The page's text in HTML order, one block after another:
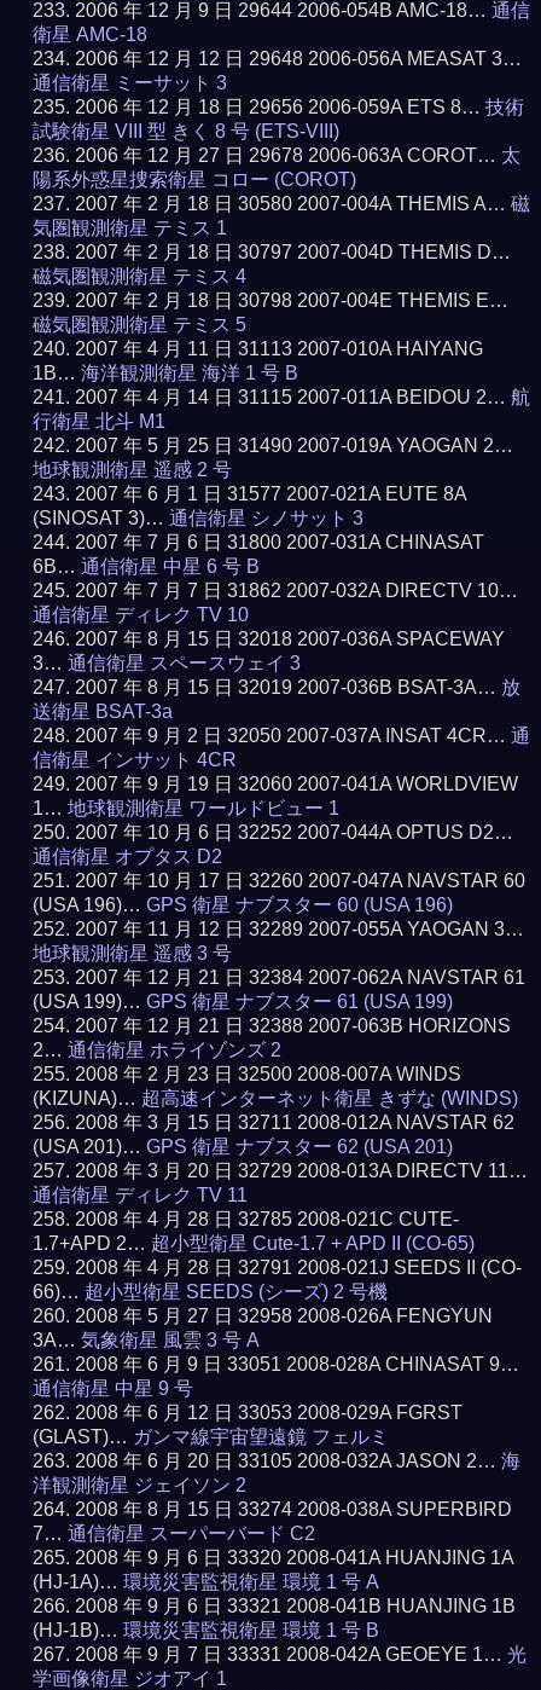
2006 年 12 月 9 日 29644 2006-054B AMC-18…通信
衛星 AMC-18
2006 年 12 月 12 日 29648 2006-056A MEASAT 3…
通信衛星 ミーサット 3
2006 年 12 月 18 日 29656 2006-059A ETS 8…技術
試験衛星 VIII 型 きく 8 号 (ETS-VIII)
2006 年 12 月 27 日 29678 2006-063A COROT… 太
陽系外惑星捜索衛星 コロー (COROT)
2007 年 2 月 18 日 30580 2007-004A THEMIS A…磁
気圏観測衛星 テミス 1
2007 年 2 月 18 日 30797 2007-004D THEMIS D…
磁気圏観測衛星 テミス 4
2007 年 2 月 18 日 30798 2007-004E THEMIS E…
磁気圏観測衛星 テミス 5
2007 年 4 月 11 日 31113 2007-010A HAIYANG
1B…海洋観測衛星 海洋 1 号 B
2007 年 4 月 14 日 31115 2007-011A BEIDOU 2…航
行衛星 北斗 M1
2007 年 5 月 25 日 31490 2007-019A YAOGAN 2…
地球観測衛星 遥感 2 号
2007 年 6 月 1 日 31577 2007-021A EUTE 8A
(SINOSAT 3)…通信衛星 シノサット 3
2007 年 7 月 6 日 31800 2007-031A CHINASAT
6B…通信衛星 中星 6 号 B
2007 年 7 月 7 日 31862 2007-032A DIRECTV 10…
通信衛星 ディレク TV 10
2007 年 8 月 15 日 32018 2007-036A SPACEWAY
3…通信衛星 スペースウェイ 3
2007 年 8 月 15 日 32019 2007-036B BSAT-3A… 放
送衛星 BSAT-3a
2007 年 9 月 2 日 32050 2007-037A INSAT 4CR…通
信衛星 インサット 4CR
2007 年 9 月 19 日 32060 2007-041A WORLDVIEW
1…地球観測衛星 ワールドビュー 1
2007 年 10 月 6 日 32252 2007-044A OPTUS D2…
通信衛星 オプタス D2
2007 年 10 月 17 日 32260 2007-047A NAVSTAR 60
(USA 196)…GPS 衛星 ナブスター 60 (USA 196)
2007 年 11 月 12 日 32289 2007-055A YAOGAN 3…
地球観測衛星 遥感 3 号
2007 年 12 月 21 日 32384 2007-062A NAVSTAR 61
(USA 199)…GPS 衛星 ナブスター 61 (USA 199)
2007 年 12 月 21 日 32388 2007-063B HORIZONS
2…通信衛星 ホライゾンズ 2
2008 年 2 月 23 日 32500 2008-007A WINDS
(KIZUNA)… 超高速インターネット衛星 きずな (WINDS)
2008 年 3 月 15 日 32711 2008-012A NAVSTAR 62
(USA 201)…GPS 衛星 ナブスター 62 (USA 201)
2008 年 3 月 20 日 32729 2008-013A DIRECTV 11…
通信衛星 ディレク TV 11
2008 年 4 月 28 日 32785 2008-021C CUTE-
1.7+APD 2… 超小型衛星 Cute-1.7 + APD II (CO-65)
2008 年 4 月 28 日 32791 2008-021J SEEDS II (CO-
66)… 超小型衛星 SEEDS (シーズ) 2 号機
2008 年 5 月 27 日 32958 2008-026A FENGYUN
3A…気象衛星 風雲 3 号 A
2008 年 6 月 9 日 33051 2008-028A CHINASAT 9…
通信衛星 中星 9 号
2008 年 6 月 12 日 33053 2008-029A FGRST
(GLAST)… ガンマ線宇宙望遠鏡 フェルミ
2008 年 6 月 20 日 33105 2008-032A JASON 2…海
洋観測衛星 ジェイソン 2
2008 年 8 月 15 日 33274 2008-038A SUPERBIRD
7…通信衛星 スーパーバード C2
2008 年 9 月 6 日 33320 2008-041A HUANJING 1A
(HJ-1A)…環境災害監視衛星 環境 1 号 A
2008 年 9 月 6 日 33321 2008-041B HUANJING 1B
(HJ-1B)…環境災害監視衛星 環境 1 号 B
2008 年 9 月 7 日 33331 2008-042A GEOEYE 1…光
学画像衛星 ジオアイ 1